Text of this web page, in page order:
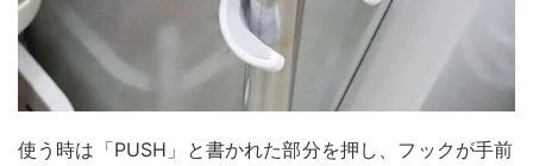
使う時は「PUSH」と書かれた部分を押し、フックが手前